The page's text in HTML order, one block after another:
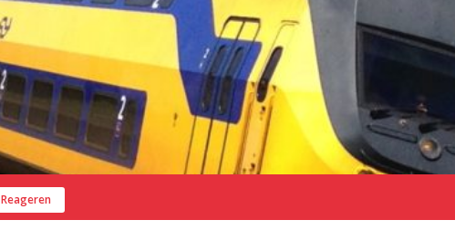
Reageren